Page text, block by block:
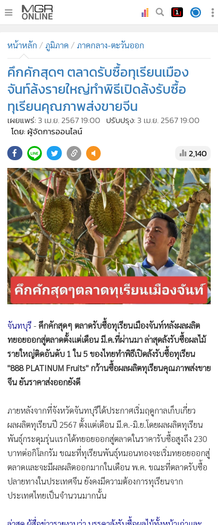
ทันเหตุการณ์
• ภาคใต้
• ภูมิภาค
Online Section
• บันเทิง
ผู้จัดการรายวัน
• ละคร
• CbizReview
• Cyber BIZ
• ผู้จัดกวน
• Good health & Well-being
• Green Innovation & SD
• Management & HR
• MGR Live
• Infographic
• การเมือง
• กีฬา
• ต่างประเทศ
• Special Scoop
• เศรษฐกิจ-ธุรกิจ
• จีน
• อาชญากรรม
• Motoring
เกม
วิทยาศาสตร์
• หุ้น
• กองทุนรวม
หน้าหลัก ภูมิภาค ภาคกลาง-ตะวันออก
คึกคักสุดๆ ตลาดรับซื้อทุเรียนเมือง
จันท์ล้งรายใหญ่ทำพิธีเปิดล้งรับซื้อ
ทุเรียนคุณภาพส่ง​ขายจีน
เผยแพร่: 3 เม.ย. 2567 19:00 ปรับปรุง: 3 เม.ย. 2567 19:00
โดย: ผู้จัดการออนไลน์
2,140
จันทบุรี ​ -คึกคักสุดๆ ตลาดรับซื้อทุเรียนเมืองจันท์หลังผลผลิต
ทยอยออกสู่ตลาดตั้งแต่เดือน มี.ค.ที่ผ่านมา ล่าสุดล้งรับซื้อผลไม้
รายใหญ่ติดอันดับ 1 ใน 5 ของไทยทำพิธีเปิดล้งรับซื้อทุเรียน
"888 PLATINUM Fruits" กว้านซื้อผลผลิตทุเรียนคุณภาพส่งขาย
จีน ยันราคาส่งออกยังดี
ภายหลังจากที่จังหวัดจันทบุรี​ได้ประกาศเริ่มฤดูกาลเก็บเกี่ยว
ผลผลิตทุเรียนปี 2567 ตั้งแต่เดือน มี.ค.-มิ.ย.โดยผลผลิตทุเรียน
พันธุ์กระดุมรุ่นแรกได้ทยอยออกสู่ตลาดในราคารับซื้อสูงถึง 230
บาทต่อกิโลกรัม ขณะที่ทุเรียนพันธุ์หมอนทองจะเริ่มทยอยออกสู่
ตลาดและจะมีผลผลิตออกมากในเดือน พ.ค. ขณะที่ตลาดรับซื้อ
ปลายทางในประเทศจีน ยังคงมีความต้องการทุเรียนจาก
ประเทศไทยเป็นจำนวนมากนั้น